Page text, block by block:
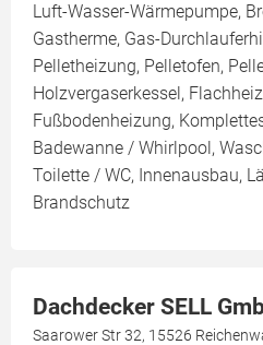
Luft-Wasser-Wärmepumpe,
Gastherme, Gas-
Pelletheizung, Pelletofen,
Holzvergaserkessel,
Fußbodenheizung,
Badewanne / Whirlpool,
Toilette / WC, Innenausbau,
Brandschutz
Dachdecker SELL
Saarower Str 32, 15526